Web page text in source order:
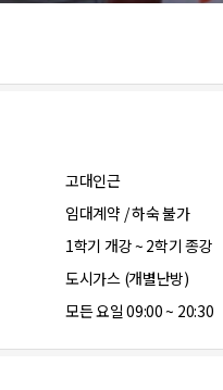
고대인근
임대계약 / 하숙 불가
1학기 개강 ~ 2학기 종강
도시가스 (개별난방)
모든 요일 09:00 ~ 20:30